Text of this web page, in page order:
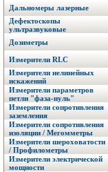
Дальномеры лазерные
Дефектоскопы
ультразвуковые
Дозиметры
Измерители RLC
Измерители нелинейных
искажений
Измерители параметров
петли "фаза-нуль"
Измерители сопротивления
заземления
Измерители сопротивления
изоляции / Мегомметры
Измерители шероховатости
/ Профилометры
Измерители электрической
мощности